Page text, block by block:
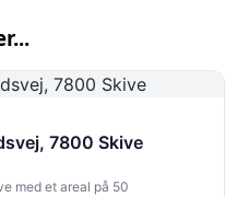
7800 Skive
med et areal på 50